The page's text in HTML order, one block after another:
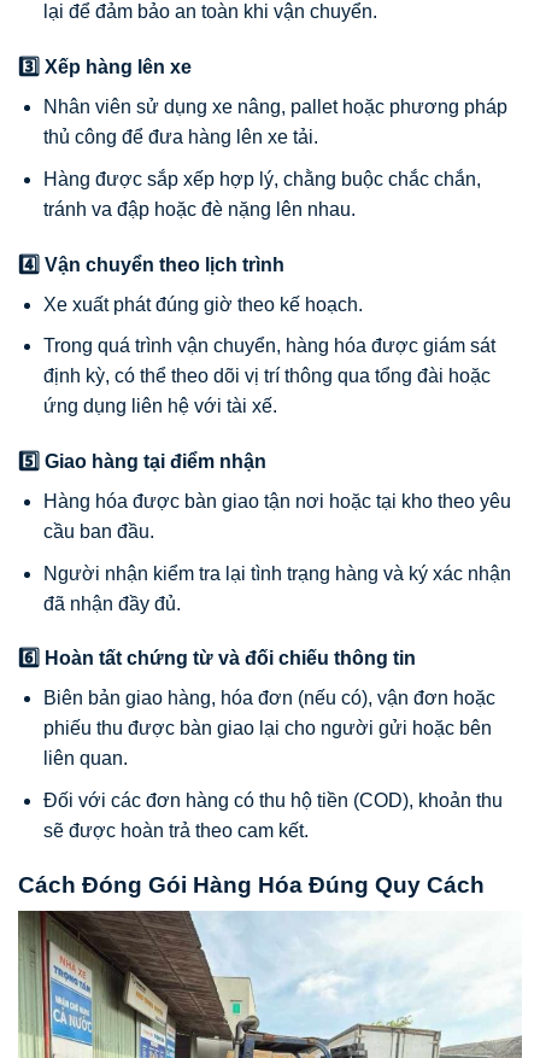
lại để đảm bảo an toàn khi vận chuyển.
3️⃣ Xếp hàng lên xe
Nhân viên sử dụng xe nâng, pallet hoặc phương pháp
thủ công để đưa hàng lên xe tải.
Hàng được sắp xếp hợp lý, chằng buộc chắc chắn,
tránh va đập hoặc đè nặng lên nhau.
4️⃣ Vận chuyển theo lịch trình
Xe xuất phát đúng giờ theo kế hoạch.
Trong quá trình vận chuyển, hàng hóa được giám sát
định kỳ, có thể theo dõi vị trí thông qua tổng đài hoặc
ứng dụng liên hệ với tài xế.
5️⃣ Giao hàng tại điểm nhận
Hàng hóa được bàn giao tận nơi hoặc tại kho theo yêu
cầu ban đầu.
Người nhận kiểm tra lại tình trạng hàng và ký xác nhận
đã nhận đầy đủ.
6️⃣ Hoàn tất chứng từ và đối chiếu thông tin
Biên bản giao hàng, hóa đơn (nếu có), vận đơn hoặc
phiếu thu được bàn giao lại cho người gửi hoặc bên
liên quan.
Đối với các đơn hàng có thu hộ tiền (COD), khoản thu
sẽ được hoàn trả theo cam kết.
Cách Đóng Gói Hàng Hóa Đúng Quy Cách